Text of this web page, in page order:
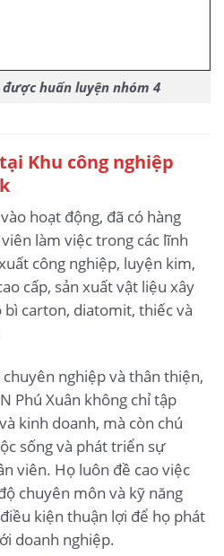
huấn luyện nhóm 4
Khu công nghiệp
hoạt động, đã có hàng
làm việc trong các lĩnh
công nghiệp, luyện kim,
cấp, sản xuất vật liệu xây
bì carton, diatomit, thiếc và
nghiệp và thân thiện,
Phú Xuân không chỉ tập
kinh doanh, mà còn chú
sống và phát triển sự
viên. Họ luôn đề cao việc
chuyên môn và kỹ năng
kiện thuận lợi để họ phát
doanh nghiệp.